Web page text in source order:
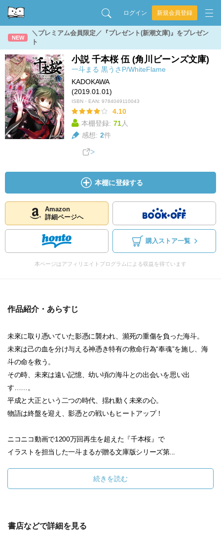
ログイン 新規会員登録
NEW
＼プレミアム会員限定／『プレゼント(新潮文庫)』をプレゼン
ト
小説 千本桜 伍 (角川ビーンズ文庫)
一斗まる 黒うさP/WhiteFlame
KADOKAWA
(2019.01.01)
ISBN・EAN: 9784049110043
4.10
本棚登録: 71人
感想: 2件
本棚に登録する
Amazon
詳細ページへ
購入ストア一覧
本ページはアフィリエイトプログラムによる収益を得ています
作品紹介・あらすじ
未來に取り憑いていた影憑に襲われ、瀕死の重傷を負った海斗。
未來は己の血を分け与える神憑き特有の救命行為“奉魂”を施し、海
斗の命を救う。
その時、未來は遠い記憶、幼い頃の海斗との出会いを思い出
す……。
平成と大正という二つの時代、揺れ動く未來の心。
物語は終盤を迎え、影憑との戦いもヒートアップ！
ニコニコ動画で1200万回再生を超えた『千本桜』で
イラストを担当した一斗まるが贈る文庫版シリーズ第...
続きを読む
書店などで詳細を見る